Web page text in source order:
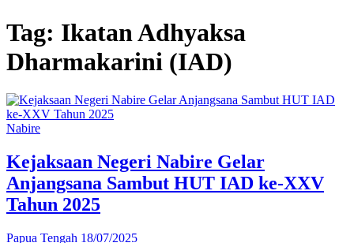
Tag: Ikatan Adhyaksa
Dharmakarini (IAD)
Nabire
Kejaksaan Negeri Nabire Gelar
Anjangsana Sambut HUT IAD ke-XXV
Tahun 2025
Papua Tengah 18/07/2025